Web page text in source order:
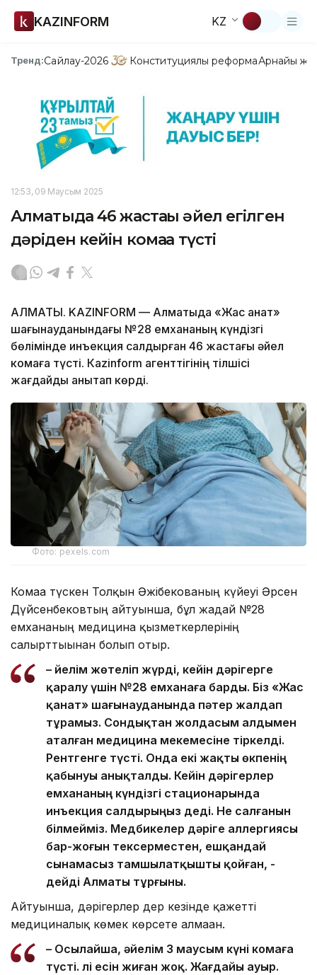
KAZINFORM KZ
Тренд:Сайлау-2026 Конституциялық реформаАрнайы
12:53, 09 Маусым 2025
Алматыда 46 жастағы әйел егілген
дәріден кейін комаға түсті
АЛМАТЫ. KAZINFORM — Алматыда «Жас қанат»
шағынауданындағы №28 емхананың күндізгі
бөлімінде инъекция салдырған 46 жастағы әйел
комаға түсті. Кazinform агенттігінің тілшісі
жағдайды анықтап көрді.
Фото: pexels.com
Комаға түскен Толқын Әжібекованың күйеуі Әрсен
Дүйсенбековтың айтуынша, бұл жағдай №28
емхананың медицина қызметкерлерінің
салғырттығынан болып отыр.
– Әйелім жөтеліп жүрді, кейін дәрігерге
қаралу үшін №28 емханаға барды. Біз «Жас
қанат» шағынауданында пәтер жалдап
тұрамыз. Сондықтан жолдасым алдымен
аталған медицина мекемесіне тіркелді.
Рентгенге түсті. Онда екі жақты өкпенің
қабынуы анықталды. Кейін дәрігерлер
емхананың күндізгі стационарында
инъекция салдырыңыз деді. Не салғанын
білмейміз. Медбикелер дәріге аллергиясы
бар-жоғын тексерместен, ешқандай
сынамасыз тамшылатқышты қойған, -
дейді Алматы тұрғыны.
Айтуынша, дәрігерлер дер кезінде қажетті
медициналық көмек көрсете алмаған.
– Осылайша, әйелім 3 маусым күні комаға
түсті. Әлі есін жиған жоқ. Жағдайы ауыр.